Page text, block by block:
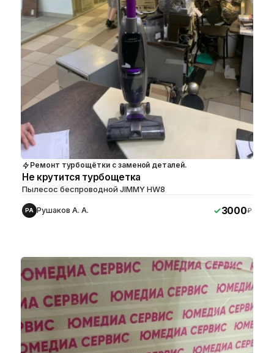
Ремонт турбощётки с заменой деталей.
Не крутится турбощетка
Пылесос беспроводной JIMMY HW8
РА Рушаков А. А. 3000₽